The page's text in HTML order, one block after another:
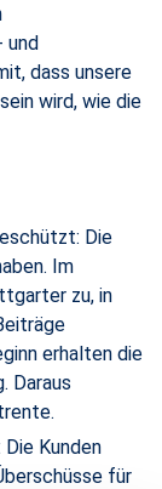
und
dass unsere
wird, wie die
Die
Im
zu, in
erhalten die
Daraus
Kunden
für